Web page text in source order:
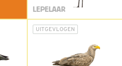
LEPELAAR
UITGEVLOGEN